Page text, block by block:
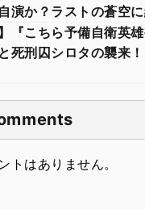
演か？ラストの蒼空
『こちら予備自衛英
死刑囚シロタの襲来
トはありません。